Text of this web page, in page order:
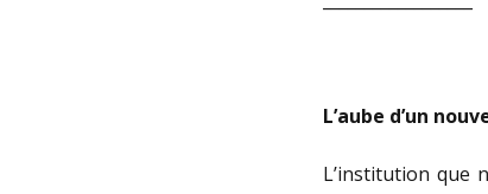
L’aube d’un
L’institution que